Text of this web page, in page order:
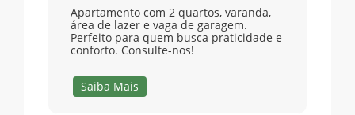
Apartamento com 2 quartos, varanda,
área de lazer e vaga de garagem.
Perfeito para quem busca praticidade e
conforto. Consulte-nos!
Saiba Mais